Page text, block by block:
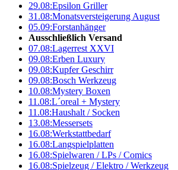
29.08:Epsilon Griller
31.08:Monatsversteigerung August
05.09:Forstanhänger
Ausschließlich Versand
07.08:Lagerrest XXVI
09.08:Erben Luxury
09.08:Kupfer Geschirr
09.08:Bosch Werkzeug
10.08:Mystery Boxen
11.08:L´oreal + Mystery
11.08:Haushalt / Socken
13.08:Messersets
16.08:Werkstattbedarf
16.08:Langspielplatten
16.08:Spielwaren / LPs / Comics
16.08:Spielzeug / Elektro / Werkzeug